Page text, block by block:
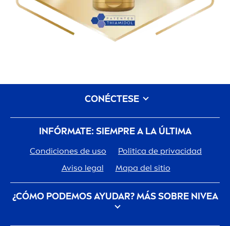
INFÓRMATE: SIEMPRE A LA ÚLTIMA
Condiciones de uso
Politica de privacidad
Aviso legal
Mapa del sitio
¿CÓMO PODEMOS AYUDAR? MÁS SOBRE NIVEA
CONÉCTESE